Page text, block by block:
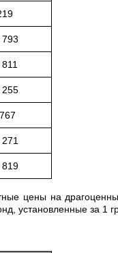
819
цены на
установленные за 1